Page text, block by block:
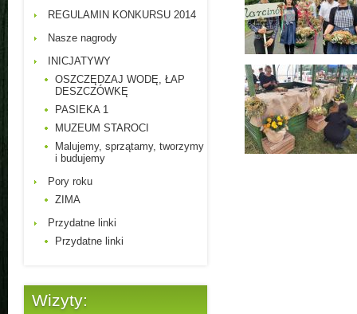
REGULAMIN KONKURSU 2014
Nasze nagrody
INICJATYWY
OSZCZĘDZAJ WODĘ, ŁAP
DESZCZÓWKĘ
PASIEKA 1
MUZEUM STAROCI
Malujemy, sprzątamy, tworzymy
i budujemy
Pory roku
ZIMA
Przydatne linki
Przydatne linki
Wizyty: